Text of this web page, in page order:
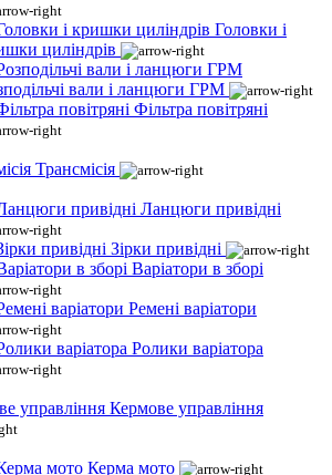
Головки і
циліндрів
вали і ланцюги ГРМ
Фільтра повітряні
Трансмісія
Ланцюги привідні
Зірки привідні
Варіатори в зборі
Ремені варіатори
Ролики варіатора
Кермове управління
Керма мото